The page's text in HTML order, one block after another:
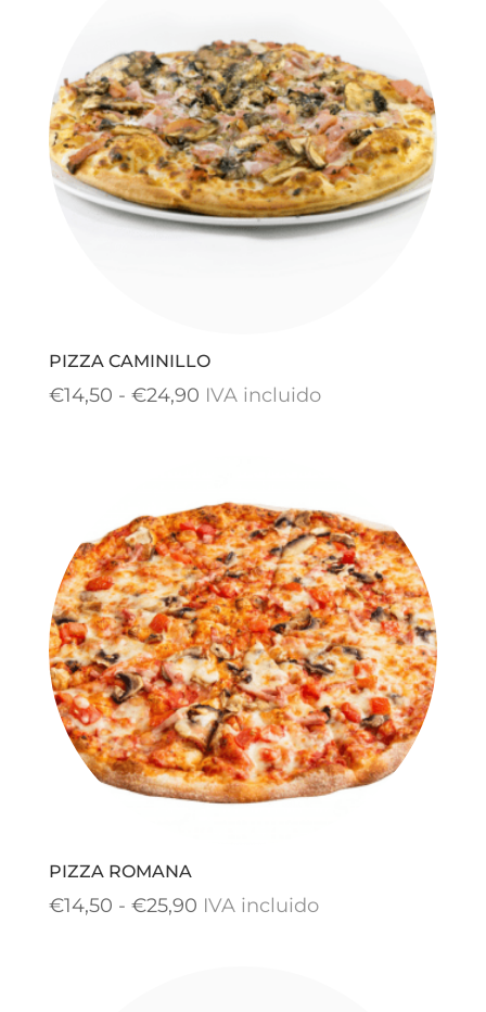
hasta
€23,90
PIZZA CAMINILLO
€14,50 - €24,90Rango
€14,50
hasta
€24,90
IVA incluido
PIZZA ROMANA
€14,50 - €25,90Rango
IVA incluido